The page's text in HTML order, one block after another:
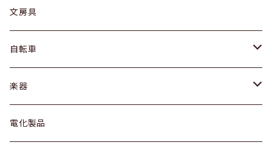
デスク / コンソール
ドレッサー
シェルフ
キュリオケース / 飾り棚
ピアス / イヤリング
バッグ
アウター
トップス
ワンピース
カップ / マグ
プレート / ボウル
カトラリー
ケトル / ティーポット
文房具
自転車
dahon
楽器
ギター
電化製品